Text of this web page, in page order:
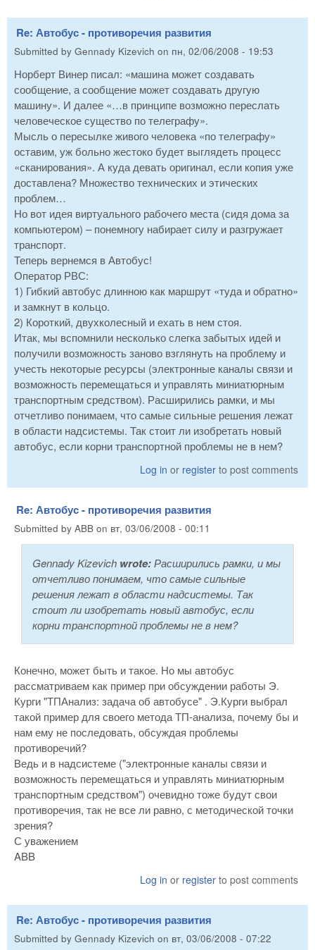
Re: Автобус - противоречия развития
Submitted by Gennady Kizevich on пн, 02/06/2008 - 19:53
Норберт Винер писал: «машина может создавать
сообщение, а сообщение может создавать другую
машину». И далее «…в принципе возможно переслать
человеческое существо по телеграфу».
Мысль о пересылке живого человека «по телеграфу»
оставим, уж больно жестоко будет выглядеть процесс
«сканирования». А куда девать оригинал, если копия уже
доставлена? Множество технических и этических
проблем…
Но вот идея виртуального рабочего места (сидя дома за
компьютером) – понемногу набирает силу и разгружает
транспорт.
Теперь вернемся в Автобус!
Оператор РВС:
1) Гибкий автобус длинною как маршрут «туда и обратно»
и замкнут в кольцо.
2) Короткий, двухколесный и ехать в нем стоя.
Итак, мы вспомнили несколько слегка забытых идей и
получили возможность заново взглянуть на проблему и
учесть некоторые ресурсы (электронные каналы связи и
возможность перемещаться и управлять миниатюрным
транспортным средством). Расширились рамки, и мы
отчетливо понимаем, что самые сильные решения лежат
в области надсистемы. Так стоит ли изобретать новый
автобус, если корни транспортной проблемы не в нем?
Log in or register to post comments
Re: Автобус - противоречия развития
Submitted by ABB on вт, 03/06/2008 - 00:11
Gennady Kizevich wrote:Расширились рамки, и мы
отчетливо понимаем, что самые сильные
решения лежат в области надсистемы. Так
стоит ли изобретать новый автобус, если
корни транспортной проблемы не в нем?
Конечно, может быть и такое. Но мы автобус
рассматриваем как пример при обсуждении работы Э.
Курги "ТПАнализ: задача об автобусе" . Э.Курги выбрал
такой пример для своего метода ТП-анализа, почему бы и
нам ему не последовать, обсуждая проблемы
противоречий?
Ведь и в надсистеме ("электронные каналы связи и
возможность перемещаться и управлять миниатюрным
транспортным средством") очевидно тоже будут свои
противоречия, так не все ли равно, с методической точки
зрения?
С уважением
ABB
Log in or register to post comments
Re: Автобус - противоречия развития
Submitted by Gennady Kizevich on вт, 03/06/2008 - 07:22